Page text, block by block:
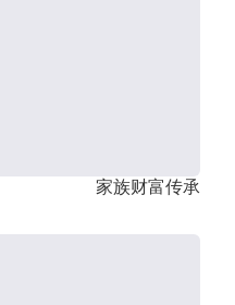
家族财富传承